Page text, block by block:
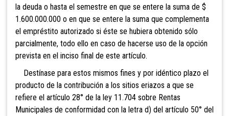
la deuda o hasta el semestre en que se entere la suma de $
1.600.000.000 o en que se entere la suma que complementa
el empréstito autorizado si éste se hubiera obtenido sólo
parcialmente, todo ello en caso de hacerse uso de la opción
prevista en el inciso final de este artículo.
Destínase para estos mismos fines y por idéntico plazo el
producto de la contribución a los sitios eriazos a que se
refiere el artículo 28° de la ley 11.704 sobre Rentas
Municipales de conformidad con la letra d) del artículo 50° del